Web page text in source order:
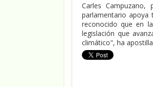
Carles
parlamentario apoya
reconocido que en
legislación que
climático", ha